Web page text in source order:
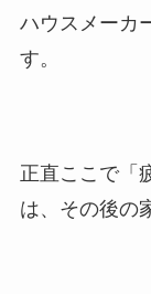
ハウスメーカ
す。
正直ここで「
は、その後の